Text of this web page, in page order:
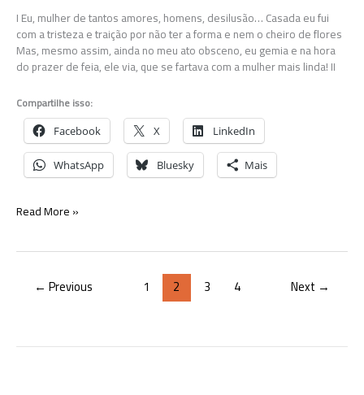
I Eu, mulher de tantos amores, homens, desilusão… Casada eu fui
com a tristeza e traição por não ter a forma e nem o cheiro de flores
Mas, mesmo assim, ainda no meu ato obsceno, eu gemia e na hora
do prazer de feia, ele via, que se fartava com a mulher mais linda! II
Compartilhe isso:
Facebook X LinkedIn
WhatsApp Bluesky Mais
Dois
Read More »
← Previous 1 2 3 4 Next →